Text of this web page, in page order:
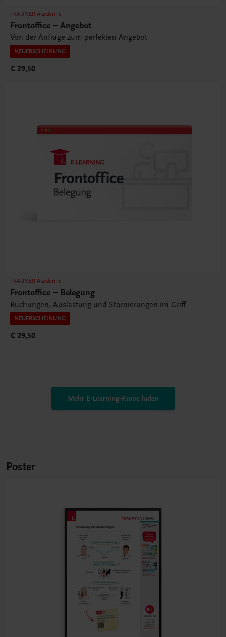
TRAUNER Akademie
Frontoffice – Angebot
Von der Anfrage zum perfekten Angebot
NEUERSCHEINUNG
€ 29,50
TRAUNER Akademie
Frontoffice – Belegung
Buchungen, Auslastung und Stornierungen im Griff
NEUERSCHEINUNG
€ 29,50
Mehr E-Learning-Kurse laden
Poster